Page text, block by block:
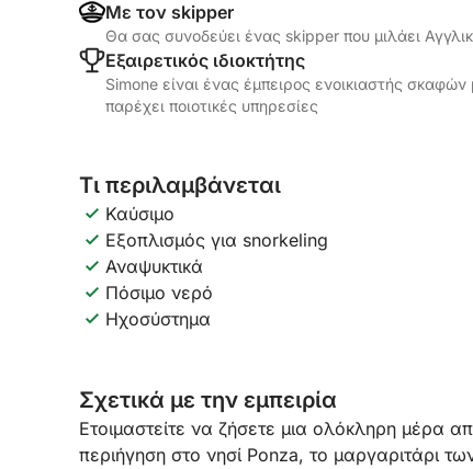
Με τον skipper
Θα σας συνοδεύει ένας skipper που μιλάει
Εξαιρετικός ιδιοκτήτης
Simone είναι ένας έμπειρος ενοικιαστής σκαφών
παρέχει ποιοτικές υπηρεσίες
Τι περιλαμβάνεται
Καύσιμο
Εξοπλισμός για snorkeling
Αναψυκτικά
Πόσιμο νερό
Ηχοσύστημα
Σχετικά με την εμπειρία
Ετοιμαστείτε να ζήσετε μια ολόκληρη μέρα
περιήγηση στο νησί Ponza, το μαργαριτάρι